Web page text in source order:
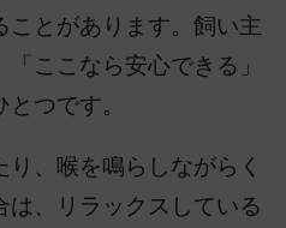
ことがあります。飼い主
ここなら安心できる」
つです。
、喉を鳴らしながらく
は、リラックスしている